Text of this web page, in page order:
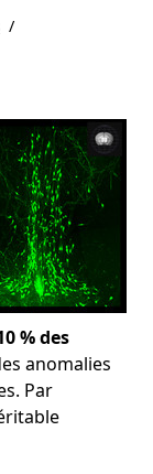
/
% des
anomalies
Par